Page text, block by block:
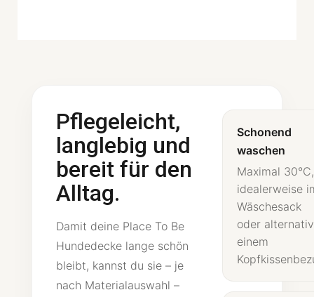
Pflegeleicht,
langlebig und
bereit für den
Alltag.
Damit deine Place To Be
Hundedecke lange schön
bleibt, kannst du sie – je
nach Materialauswahl –
Schonend
waschen
Maximal 30°C,
idealerweise
Wäschesack
oder
einem